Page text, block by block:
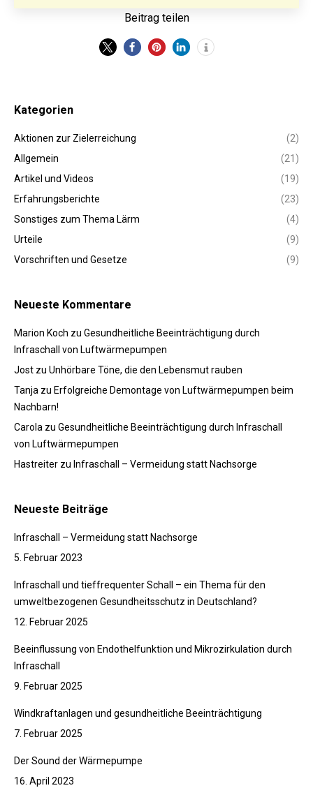
Beitrag teilen
Kategorien
Aktionen zur Zielerreichung
(2)
Allgemein
(21)
Artikel und Videos
(19)
Erfahrungsberichte
(23)
Sonstiges zum Thema Lärm
(4)
Urteile
(9)
Vorschriften und Gesetze
(9)
Neueste Kommentare
Marion Koch zu Gesundheitliche Beeinträchtigung durch
Infraschall von Luftwärmepumpen
Jost zu Unhörbare Töne, die den Lebensmut rauben
Tanja zu Erfolgreiche Demontage von Luftwärmepumpen beim
Nachbarn!
Carola zu Gesundheitliche Beeinträchtigung durch Infraschall
von Luftwärmepumpen
Hastreiter zu Infraschall – Vermeidung statt Nachsorge
Neueste Beiträge
Infraschall – Vermeidung statt Nachsorge
5. Februar 2023
Infraschall und tieffrequenter Schall – ein Thema für den
umweltbezogenen Gesundheitsschutz in Deutschland?
12. Februar 2025
Beeinflussung von Endothelfunktion und Mikrozirkulation durch
Infraschall
9. Februar 2025
Windkraftanlagen und gesundheitliche Beeinträchtigung
7. Februar 2025
Der Sound der Wärmepumpe
16. April 2023